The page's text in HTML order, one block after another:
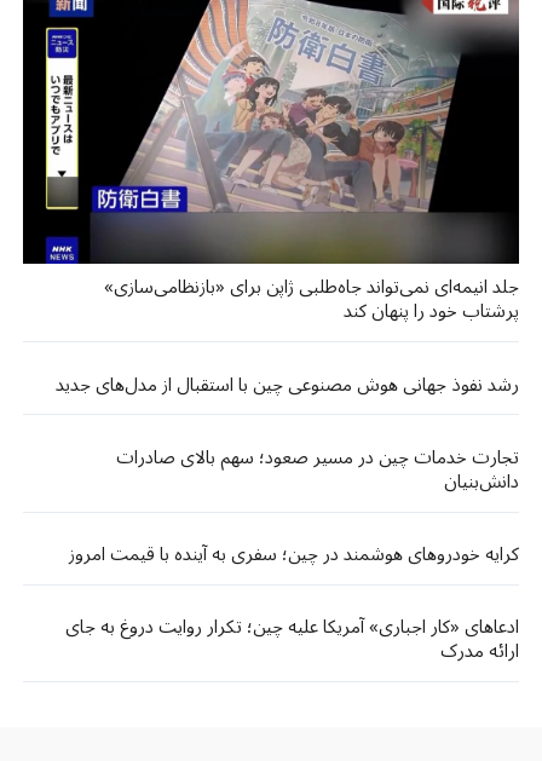
جلد انیمه‌ای نمی‌تواند جاه‌طلبی ژاپن برای «بازنظامی‌سازی»
پرشتاب خود را پنهان کند
رشد نفوذ جهانی هوش مصنوعی چین با استقبال از مدل‌های جدید
تجارت خدمات چین در مسیر صعود؛ سهم بالای صادرات
دانش‌بنیان
کرایه خودروهای هوشمند در چین؛ سفری به آینده با قیمت امروز
ادعاهای «کار اجباری» آمریکا علیه چین؛ تکرار روایت دروغ به جای
ارائه مدرک